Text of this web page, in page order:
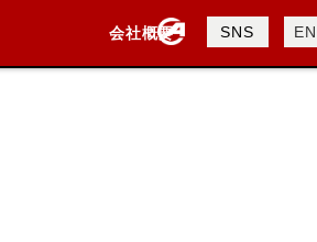
会社概要
会社概要
採用情報
SNS